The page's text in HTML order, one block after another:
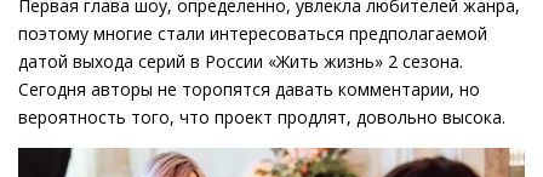
Первая глава шоу, определенно, увлекла любителей жанра,
поэтому многие стали интересоваться предполагаемой
датой выхода серий в России «Жить жизнь» 2 сезона.
Сегодня авторы не торопятся давать комментарии, но
вероятность того, что проект продлят, довольно высока.